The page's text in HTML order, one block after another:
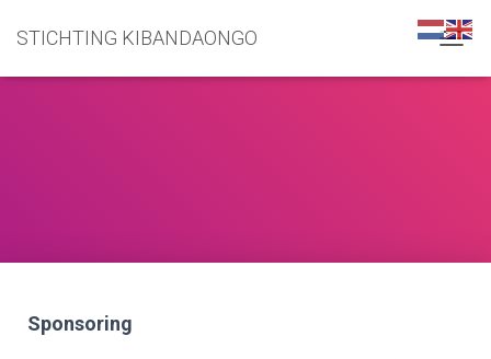
STICHTING KIBANDAONGO
A
I
Sponsoring